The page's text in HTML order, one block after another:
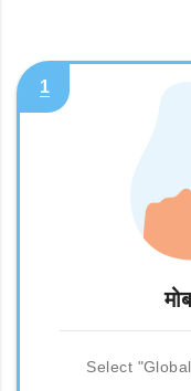
1
Select